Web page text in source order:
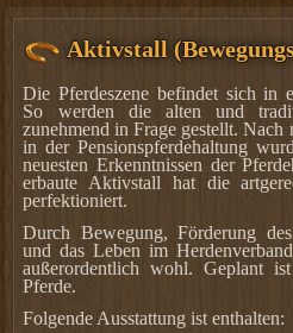
Aktivstall
Die Pferdeszene befindet sich in
So werden die alten und
zunehmend in Frage gestellt. Nach
in der Pensionspferdehaltung
neuesten Erkenntnissen der
erbaute Aktivstall hat die
perfektioniert.
Durch Bewegung, Förderung
und das Leben im
außerordentlich wohl. Geplant
Pferde.
Folgende Ausstattungist enthalten: